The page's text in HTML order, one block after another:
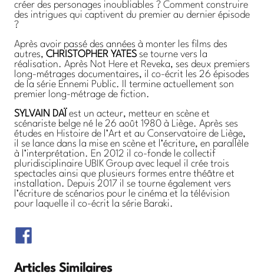
créer des personages inoubliables ? Comment construire
des intrigues qui captivent du premier au dernier épisode
?
Après avoir passé des années à monter les films des
autres, CHRISTOPHER YATES se tourne vers la
réalisation. Après Not Here et Reveka, ses deux premiers
long-métrages documentaires, il co-écrit les 26 épisodes
de la série Ennemi Public. Il termine actuellement son
premier long-métrage de fiction.
SYLVAIN DAÏ est un acteur, metteur en scène et
scénariste belge né le 26 août 1980 à Liège. Après ses
études en Histoire de l’Art et au Conservatoire de Liège,
il se lance dans la mise en scène et l’écriture, en parallèle
à l’interprétation. En 2012 il co-fonde le collectif
pluridisciplinaire UBIK Group avec lequel il crée trois
spectacles ainsi que plusieurs formes entre théâtre et
installation. Depuis 2017 il se tourne également vers
l’écriture de scénarios pour le cinéma et la télévision
pour laquelle il co-écrit la série Baraki.
Articles Similaires